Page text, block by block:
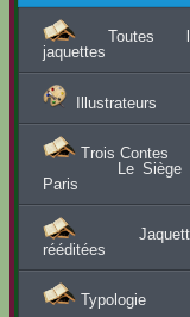
Toutes
jaquettes
Illustrateurs
Trois Contes
Le Siège
Paris
rééditées
Typologie